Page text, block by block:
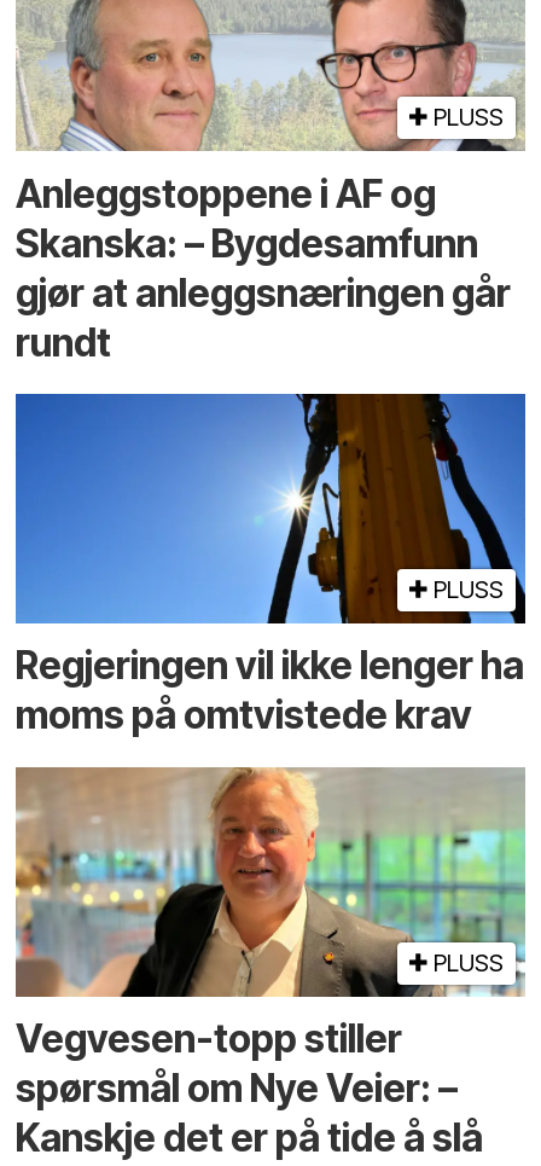
PLUSS
Anleggstoppene i AF og
Skanska: – Bygdesamfunn
gjør at anleggsnæringen går
rundt
PLUSS
Regjeringen vil ikke lenger ha
moms på omtvistede krav
PLUSS
Vegvesen-topp stiller
spørsmål om Nye Veier: –
Kanskje det er på tide å slå